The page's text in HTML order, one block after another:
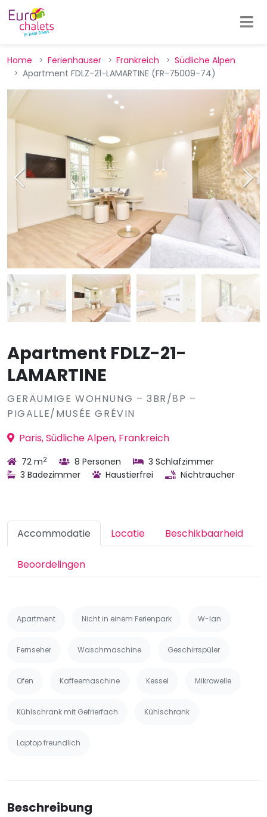
Home Ferienhauser Frankreich
Südliche Alpen
Apartment FDLZ-21-LAMARTINE (FR-75009-74)
Apartment FDLZ-21-
LAMARTINE
GERÄUMIGE WOHNUNG – 3BR/8P –
PIGALLE/MUSÉE GRÉVIN
Paris, Südliche Alpen, Frankreich
72 m2 8 Personen
3 Schlafzimmer
3 Badezimmer
Haustierfrei Nichtraucher
Accommodatie Locatie Beschikbaarheid
Beoordelingen
Apartment Nicht in einem Ferienpark W-lan
Fernseher Waschmaschine Geschirrspüler
Ofen Kaffeemaschine Kessel Mikrowelle
Kühlschrank mit Gefrierfach Kühlschrank
Laptop freundlich
Beschreibung